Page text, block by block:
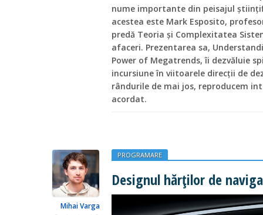
nume importante din peisajul
acestea este Mark Esposito,
predă Teoria și Complexitatea
afaceri. Prezentarea sa,
Power of Megatrends, îi dezvăluie
incursiune în viitoarele direcții de
rândurile de mai jos, reproducem
acordat.
Mihai Varga
PROGRAMARE
Designul hărților de